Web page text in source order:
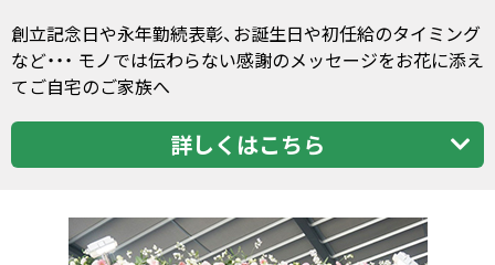
創立記念日や永年勤続表彰、お誕生日や初任給のタイミング
など・・・ モノでは伝わらない感謝のメッセージをお花に添え
てご自宅のご家族へ
詳しくはこちら